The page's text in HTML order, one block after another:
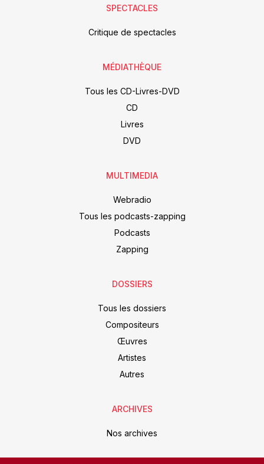
SPECTACLES
Critique de spectacles
MÉDIATHÈQUE
Tous les CD-Livres-DVD
CD
Livres
DVD
MULTIMEDIA
Webradio
Tous les podcasts-zapping
Podcasts
Zapping
DOSSIERS
Tous les dossiers
Compositeurs
Œuvres
Artistes
Autres
ARCHIVES
Nos archives